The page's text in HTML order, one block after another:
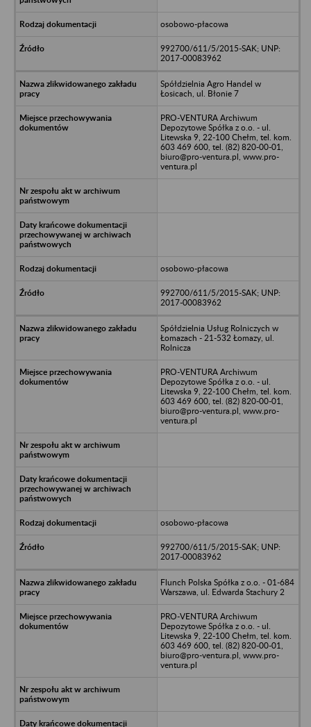
osobowo-płacowa
992700/611/5/2015-SAK; UNP:
2017-00083962
Spółdzielnia Agro Handel w
Łosicach, ul. Błonie 7
PRO-VENTURA Archiwum
Depozytowe Spółka z o.o. - ul.
Litewska 9, 22-100 Chełm, tel. kom.
603 469 600, tel. (82) 820-00-01,
biuro@pro-ventura.pl, www.pro-
ventura.pl
osobowo-płacowa
992700/611/5/2015-SAK; UNP:
2017-00083962
Spółdzielnia Usług Rolniczych w
Łomazach - 21-532 Łomazy, ul.
Rolnicza
PRO-VENTURA Archiwum
Depozytowe Spółka z o.o. - ul.
Litewska 9, 22-100 Chełm, tel. kom.
603 469 600, tel. (82) 820-00-01,
biuro@pro-ventura.pl, www.pro-
ventura.pl
osobowo-płacowa
992700/611/5/2015-SAK; UNP:
2017-00083962
Flunch Polska Spółka z o.o. - 01-684
Warszawa, ul. Edwarda Stachury 2
PRO-VENTURA Archiwum
Depozytowe Spółka z o.o. - ul.
Litewska 9, 22-100 Chełm, tel. kom.
603 469 600, tel. (82) 820-00-01,
biuro@pro-ventura.pl, www.pro-
ventura.pl